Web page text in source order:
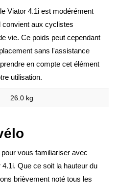
Viator 4.1i est modérément
convient aux cyclistes
vie. Ce poids peut cependant
sans l'assistance
en compte cet élément
utilisation.
26.0 kg
vous familiariser avec
Que ce soit la hauteur du
brièvement noté tous les